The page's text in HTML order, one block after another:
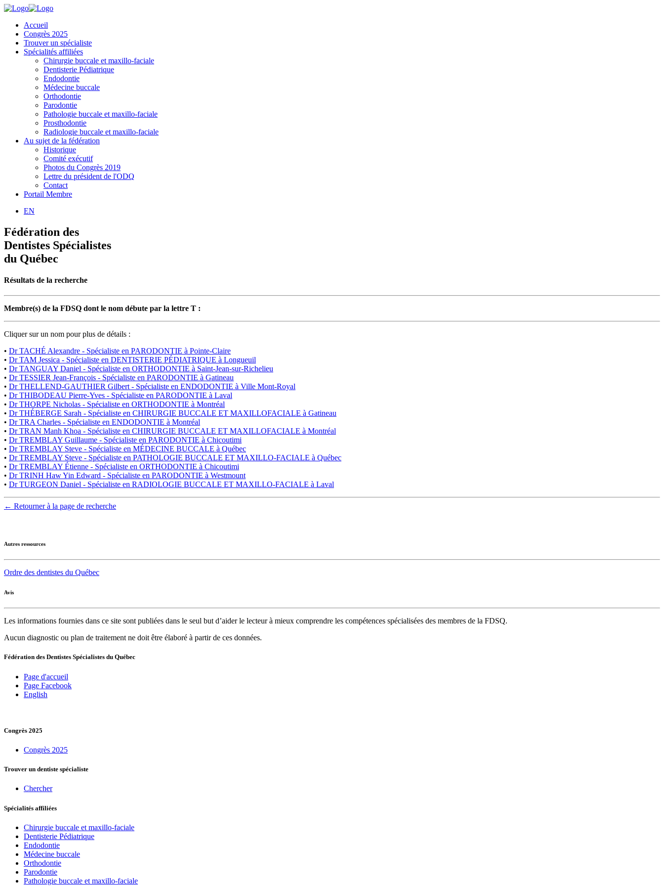
Accueil
Congrès 2025
Trouver un spécialiste
Spécialités affiliées
Chirurgie buccale et maxillo-faciale
Dentisterie Pédiatrique
Endodontie
Médecine buccale
Orthodontie
Parodontie
Pathologie buccale et maxillo-faciale
Prosthodontie
Radiologie buccale et maxillo-faciale
Au sujet de la fédération
Historique
Comité exécutif
Photos du Congrès 2019
Lettre du président de l'ODQ
Contact
Portail Membre
EN
Fédération des
Dentistes Spécialistes
du Québec
Résultats de la recherche
Membre(s) de la FDSQ dont le nom débute par la lettre T :
Cliquer sur un nom pour plus de détails :
• Dr TACHÉ Alexandre - Spécialiste en PARODONTIE à Pointe-Claire
• Dr TAM Jessica - Spécialiste en DENTISTERIE PÉDIATRIQUE à Longueuil
• Dr TANGUAY Daniel - Spécialiste en ORTHODONTIE à Saint-Jean-sur-Richelieu
• Dr TESSIER Jean-François - Spécialiste en PARODONTIE à Gatineau
• Dr THELLEND-GAUTHIER Gilbert - Spécialiste en ENDODONTIE à Ville Mont-Royal
• Dr THIBODEAU Pierre-Yves - Spécialiste en PARODONTIE à Laval
• Dr THORPE Nicholas - Spécialiste en ORTHODONTIE à Montréal
• Dr THÉBERGE Sarah - Spécialiste en CHIRURGIE BUCCALE ET MAXILLOFACIALE à Gatineau
• Dr TRA Charles - Spécialiste en ENDODONTIE à Montréal
• Dr TRAN Manh Khoa - Spécialiste en CHIRURGIE BUCCALE ET MAXILLOFACIALE à Montréal
• Dr TREMBLAY Guillaume - Spécialiste en PARODONTIE à Chicoutimi
• Dr TREMBLAY Steve - Spécialiste en MÉDECINE BUCCALE à Québec
• Dr TREMBLAY Steve - Spécialiste en PATHOLOGIE BUCCALE ET MAXILLO-FACIALE à Québec
• Dr TREMBLAY Étienne - Spécialiste en ORTHODONTIE à Chicoutimi
• Dr TRINH Haw Yin Edward - Spécialiste en PARODONTIE à Westmount
• Dr TURGEON Daniel - Spécialiste en RADIOLOGIE BUCCALE ET MAXILLO-FACIALE à Laval
← Retourner à la page de recherche
Autres ressources
Ordre des dentistes du Québec
Avis
Les informations fournies dans ce site sont publiées dans le seul but d’aider le lecteur à mieux comprendre les compétences spécialisées des membres de la FDSQ.
Aucun diagnostic ou plan de traitement ne doit être élaboré à partir de ces données.
Fédération des Dentistes Spécialistes du Québec
Page d'accueil
Page Facebook
English
Congrès 2025
Congrès 2025
Trouver un dentiste spécialiste
Chercher
Spécialités affiliées
Chirurgie buccale et maxillo-faciale
Dentisterie Pédiatrique
Endodontie
Médecine buccale
Orthodontie
Parodontie
Pathologie buccale et maxillo-faciale